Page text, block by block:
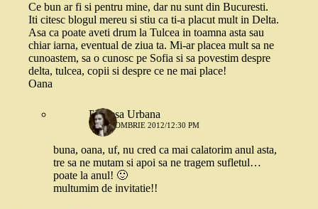
Ce bun ar fi si pentru mine, dar nu sunt din Bucuresti.
Iti citesc blogul mereu si stiu ca ti-a placut mult in Delta.
Asa ca poate aveti drum la Tulcea in toamna asta sau
chiar iarna, eventual de ziua ta. Mi-ar placea mult sa ne
cunoastem, sa o cunosc pe Sofia si sa povestim despre
delta, tulcea, copii si despre ce ne mai place!
Oana
Printesa Urbana
18 OCTOMBRIE 2012/12:30 PM
buna, oana, uf, nu cred ca mai calatorim anul asta,
tre sa ne mutam si apoi sa ne tragem sufletul…
poate la anul! 🙂
multumim de invitatie!!